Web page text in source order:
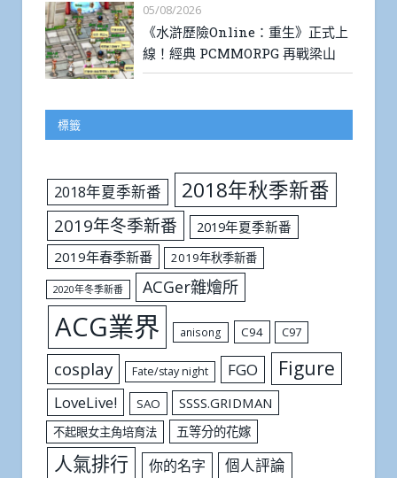
05/08/2026
《水滸歷險Online：重生》正式上
線！經典 PCMMORPG 再戰梁山
標籤
2018年夏季新番 2018年秋季新番
2019年冬季新番
2019年夏季新番
2019年春季新番
2019年秋季新番
2020年冬季新番 ACGer雜燴所
ACG業界 anisong C94 C97
cosplay Fate/stay night FGO Figure
LoveLive! SAO SSSS.GRIDMAN
不起眼女主角培育法 五等分的花嫁
人氣排行 你的名字 個人評論